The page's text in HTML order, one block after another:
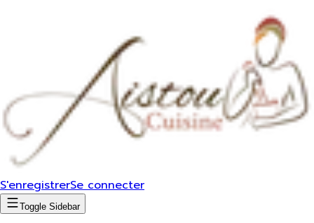
S'enregistrerSe connecter
Toggle Sidebar